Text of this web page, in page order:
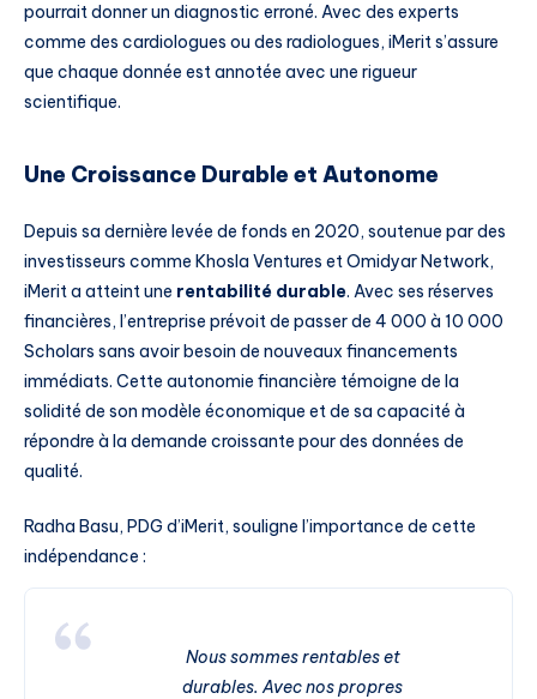
pourrait donner un diagnostic erroné. Avec des experts
comme des cardiologues ou des radiologues, iMerit s’assure
que chaque donnée est annotée avec une rigueur
scientifique.
Une Croissance Durable et Autonome
Depuis sa dernière levée de fonds en 2020, soutenue par des
investisseurs comme Khosla Ventures et Omidyar Network,
iMerit a atteint une rentabilité durable. Avec ses réserves
financières, l’entreprise prévoit de passer de 4 000 à 10 000
Scholars sans avoir besoin de nouveaux financements
immédiats. Cette autonomie financière témoigne de la
solidité de son modèle économique et de sa capacité à
répondre à la demande croissante pour des données de
qualité.
Radha Basu, PDG d’iMerit, souligne l’importance de cette
indépendance :
Nous sommes rentables et
durables. Avec nos propres